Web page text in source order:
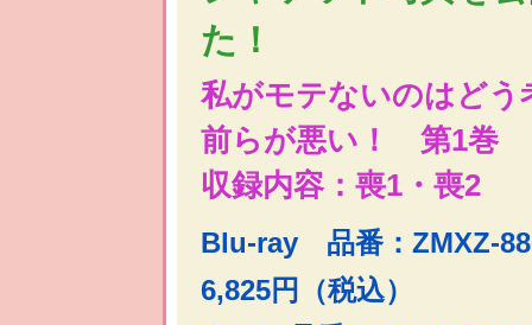
た！
私がモテないのはどう
前らが悪い！ 第1巻
収録内容：喪1・喪2
Blu-ray 品番：ZMXZ-
6,825円（税込）